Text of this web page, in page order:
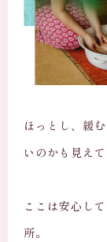
ほっとし、緩
いのかも見えて
ここは安心し
所。